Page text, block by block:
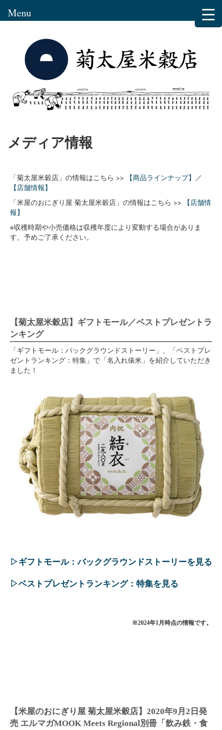
メディア情報
「菊太屋米穀店」の情報はこちら >> 【商品ラインナップ】 ／
【店舗情報】
「米屋のおにぎり屋 菊太屋米穀店」の情報はこちら >>
【店舗情
報】
※収穫時期や小売価格は収穫年度により変動する場合がありま
す。予めご了承ください。
【菊太屋米穀店】ギフトモール／ベストプレゼントラ
ンキング
「ギフトモール：バックグラウンドストーリー」、「ベストプレ
ゼントランキング：特集」で「名入れ俵米」を紹介していただき
ました！
▷ギフトモール：バックグラウンドストーリーを見る
▷ベストプレゼントランキング：特集を見る
※2024年1月時点の情報です。
【米屋のおにぎり屋 菊太屋米穀店】2020年9月2日発
売 エルマガMOOK Meets Regional別冊「飲み鉄・食
Menu